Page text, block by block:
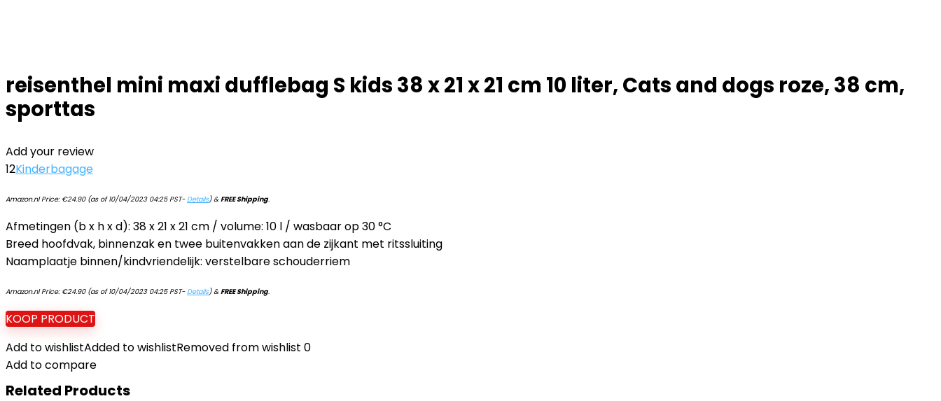
reisenthel mini maxi dufflebag S kids 38 x 21 x 21 cm 10 liter, Cats and dogs roze, 38 cm,
sporttas
Add your review
12Kinderbagage
Amazon.nl Price: €24.90(as of 10/04/2023 04:25 PST-Details)&FREE Shipping.
Afmetingen (b x h x d): 38 x 21 x 21 cm / volume: 10 l / wasbaar op 30 °C
Breed hoofdvak, binnenzak en twee buitenvakken aan de zijkant met ritssluiting
Naamplaatje binnen/kindvriendelijk: verstelbare schouderriem
Amazon.nl Price: €24.90(as of 10/04/2023 04:25 PST-Details)&FREE Shipping.
KOOP PRODUCT
Add to wishlistAdded to wishlistRemoved from wishlist 0
Add to compare
Related Products